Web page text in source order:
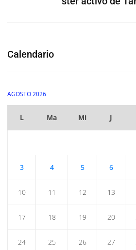
Calendario
AGOSTO 2026
L Ma Mi J
3 4 5 6
10 11 12 13
17 18 19 20
24 25 26 27